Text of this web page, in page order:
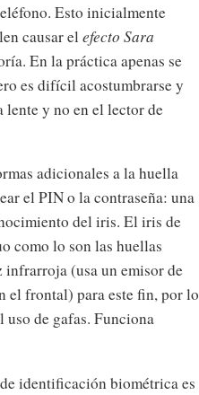
Esto inicialmente
causar elefecto Sara
En la práctica apenas se
es difícil acostumbrarse y
lente y no en el lector de
adicionales a la huella
el PIN o la contraseña: una
del iris. El iris de
como lo son las huellas
(usa un emisor de
el frontal) para este fin, por lo
de gafas. Funciona
identificación biométrica es